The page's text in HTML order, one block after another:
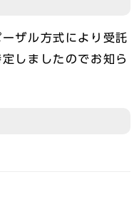
ザル方式により受託
しましたのでお知ら